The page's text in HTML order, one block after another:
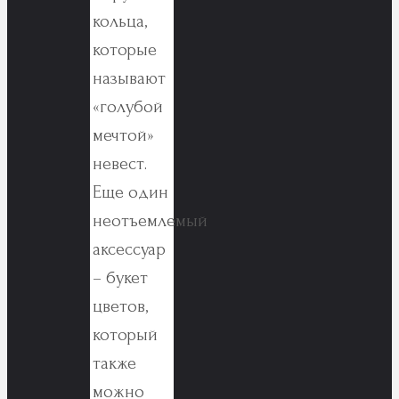
кольца,
которые
называют
«голубой
мечтой»
невест.
Еще один
неотъемлемый
аксессуар
– букет
цветов,
который
также
можно